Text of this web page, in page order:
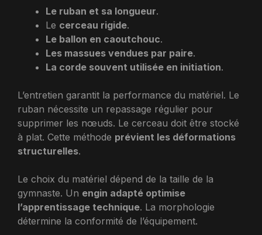
Le ruban et sa longueur.
Le cerceau rigide.
Le ballon en caoutchouc.
Les massues vendues par paire.
La corde souvent utilisée en initiation.
L’entretien garantit la performance du matériel. Le
ruban nécessite un repassage régulier pour
supprimer les nœuds. Le cerceau doit être stocké
à plat. Cette méthode prévient les déformations
structurelles.
Le choix du matériel dépend de la taille de la
gymnaste. Un engin adapté optimise
l’apprentissage technique. La morphologie
détermine la conformité de l’équipement.